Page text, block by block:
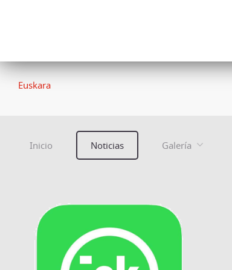
Euskara
Inicio Noticias Galería